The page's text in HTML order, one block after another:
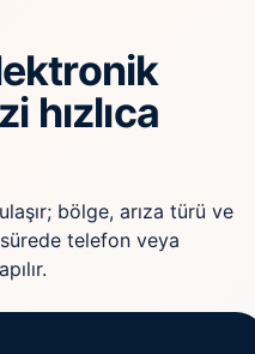
hızlıca
bölge, arıza türü ve
telefon veya